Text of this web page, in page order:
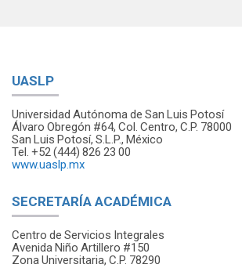
UASLP
Universidad Autónoma de San Luis Potosí
Álvaro Obregón #64, Col. Centro, C.P. 78000
San Luis Potosí, S.L.P., México
Tel. +52 (444) 826 23 00
www.uaslp.mx
SECRETARÍA ACADÉMICA
Centro de Servicios Integrales
Avenida Niño Artillero #150
Zona Universitaria, C.P. 78290